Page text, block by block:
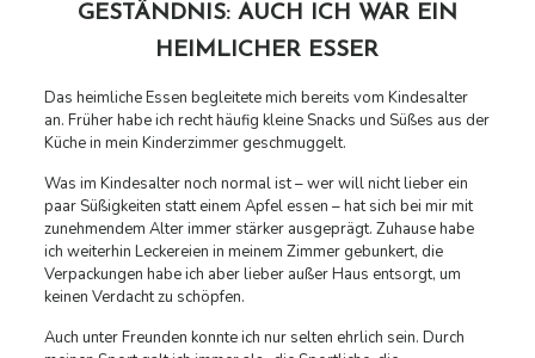
GESTÄNDNIS: AUCH ICH WAR EIN
HEIMLICHER ESSER
Das heimliche Essen begleitete mich bereits vom Kindesalter
an. Früher habe ich recht häufig kleine Snacks und Süßes aus der
Küche in mein Kinderzimmer geschmuggelt.
Was im Kindesalter noch normal ist – wer will nicht lieber ein
paar Süßigkeiten statt einem Apfel essen – hat sich bei mir mit
zunehmendem Alter immer stärker ausgeprägt. Zuhause habe
ich weiterhin Leckereien in meinem Zimmer gebunkert, die
Verpackungen habe ich aber lieber außer Haus entsorgt, um
keinen Verdacht zu schöpfen.
Auch unter Freunden konnte ich nur selten ehrlich sein. Durch